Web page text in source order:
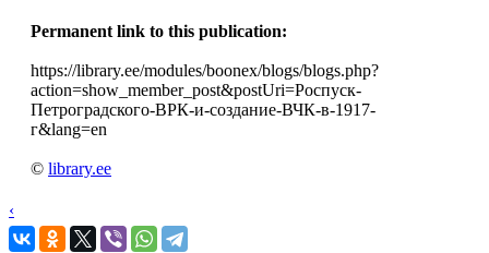
Permanent link to this publication:
https://library.ee/modules/boonex/blogs/blogs.php?
action=show_member_post&postUri=Роспуск-
Петроградского-ВРК-и-создание-ВЧК-в-1917-
г&lang=en
© library.ee
‹
›